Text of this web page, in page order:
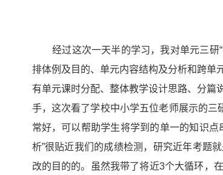
经过这次一天半的学习，我对单元三研“
排体例及目的、单元内容结构及分析和跨单
有单元课时分配、整体教学设计思路、分篇
手，这次看了学校中小学五位老师展示的三
常好，可以帮助学生将学到的单一的知识
析”很贴近我们的成绩检测，研究近年考题
改的目的的。虽然我带了将近3个大循环，